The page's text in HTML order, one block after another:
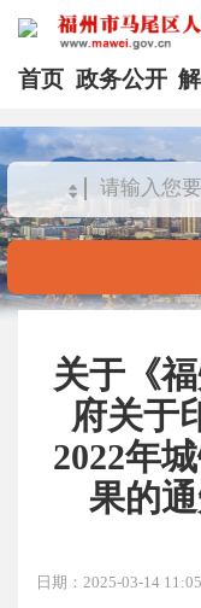
首页 政务公开
关于《
府关于
2022年
果的
日期：2025-03-14 11:05